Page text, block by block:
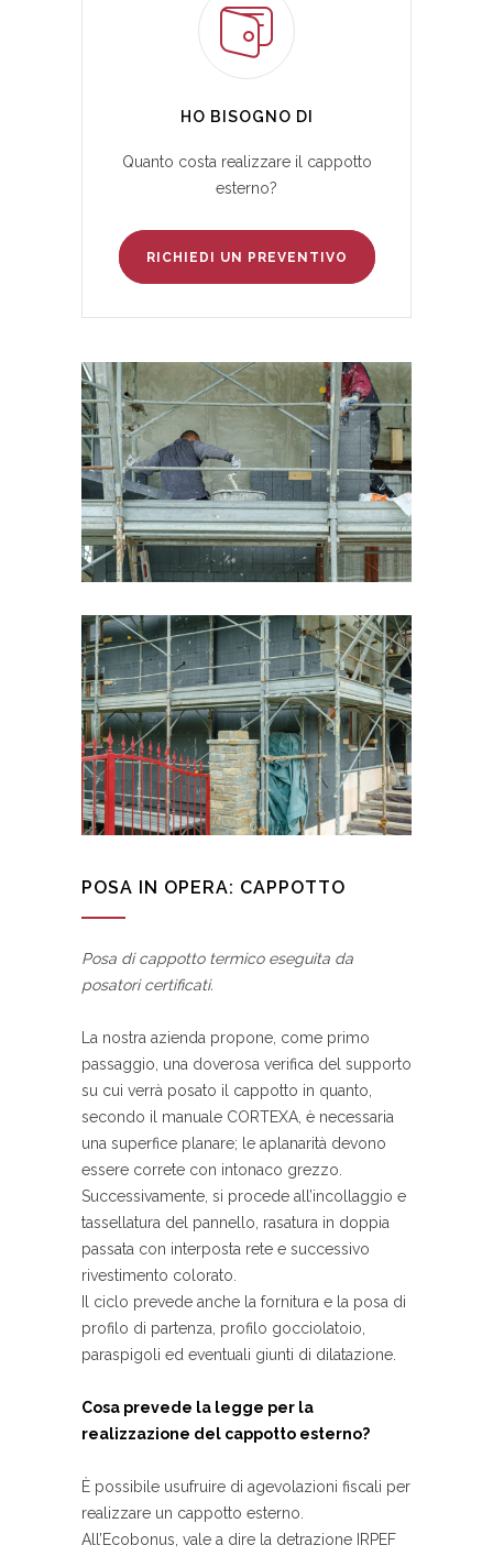
HO BISOGNO DI
Quanto costa realizzare il cappotto
esterno?
RICHIEDI UN PREVENTIVO
POSA IN OPERA: CAPPOTTO
Posa di cappotto termico eseguita da
posatori certificati.
La nostra azienda propone, come primo
passaggio, una doverosa verifica del supporto
su cui verrà posato il cappotto in quanto,
secondo il manuale CORTEXA, è necessaria
una superfice planare; le aplanarità devono
essere correte con intonaco grezzo.
Successivamente, si procede all’incollaggio e
tassellatura del pannello, rasatura in doppia
passata con interposta rete e successivo
rivestimento colorato.
Il ciclo prevede anche la fornitura e la posa di
profilo di partenza, profilo gocciolatoio,
paraspigoli ed eventuali giunti di dilatazione.
Cosa prevede la legge per la
realizzazione del cappotto esterno?
È possibile usufruire di agevolazioni fiscali per
realizzare un cappotto esterno.
All’Ecobonus, vale a dire la detrazione IRPEF